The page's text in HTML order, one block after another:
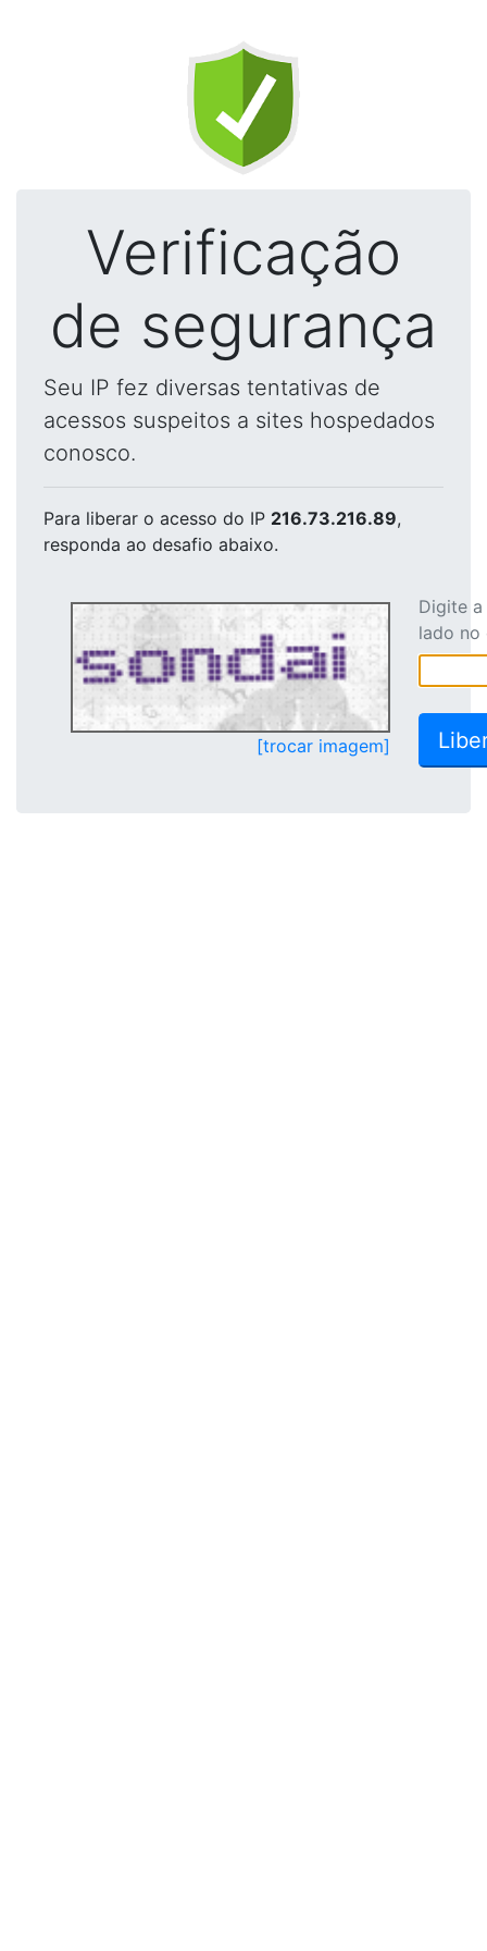
Verificação
de segurança
Seu IP fez diversas tentativas de
acessos suspeitos a sites hospedados
conosco.
Para liberar o acesso do IP 216.73.216.89,
responda ao desafio abaixo.
[trocar imagem]
Digite
lado no